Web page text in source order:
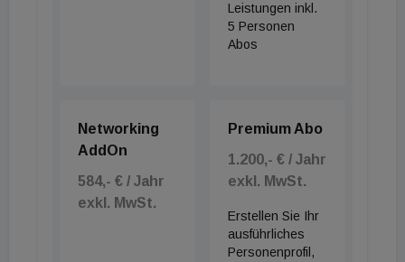
Development und DTZ wechselte. Delcol hat einen
MBA von der Solvay Brussels School of Economics
Leistungen inkl.
5 Personen
Abos
Networking
AddOn
584,- € / Jahr
exkl. MwSt.
Premium Abo
1.200,- € / Jahr
exkl. MwSt.
Erstellen Sie Ihr
ausführliches
Personenprofil,